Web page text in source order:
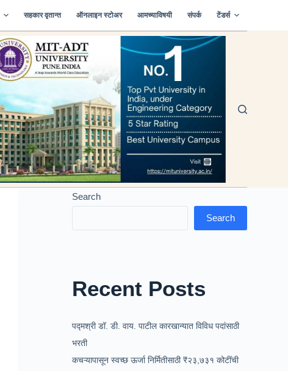
सहकार वृतान्त ऑनलाइन स्टोअर आमच्याविषयी संपर्क टेंडर्स
Search
Search
Recent Posts
पद्मश्री डॉ. डी. वाय. पाटील कारखान्यात विविध पदांसाठी
भरती
कचऱ्यापासून स्वच्छ ऊर्जा निर्मितीसाठी ₹२३,७३१ कोटींची